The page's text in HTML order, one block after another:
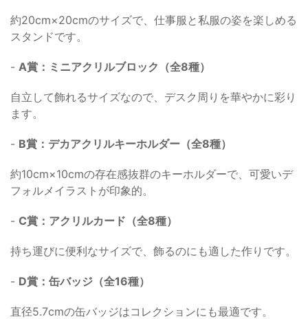
約20cm×20cmのサイズで、仕事服と私服の姿を楽しめる
スタンドです。
- A賞：ミニアクリルブロック（全8種）
自立して飾れるサイズなので、デスク周りを華やかに彩り
ます。
- B賞：デカアクリルキーホルダー（全8種）
約10cm×10cmの存在感抜群のキーホルダーで、可愛いデ
フォルメイラストが印象的。
- C賞：アクリルカード（全8種）
持ち運びに便利なサイズで、飾るのにも適した作りです。
- D賞：缶バッジ（全16種）
直径5.7cmの缶バッジはコレクションにも最適です。